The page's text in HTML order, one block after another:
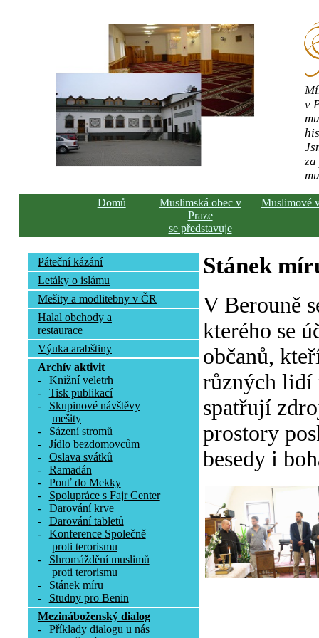
v
Domů
Muslimská obec v
Praze
se představuje
Muslimové
Páteční kázání
Letáky o islámu
Mešity a modlitebny v ČR
Halal obchody a
restaurace
Výuka arabštiny
Archív aktivit
-
Knižní veletrh
-
Tisk publikací
-
Skupinové návštěvy
mešity
-
Sázení stromů
-
Jídlo bezdomovcům
-
Oslava svátků
-
Ramadán
-
Pouť do Mekky
-
Spolupráce s Fajr Center
-
Darování krve
-
Darování tabletů
-
Konference Společně
proti terorismu
-
Shromáždění muslimů
proti terorismu
-
Stánek míru
-
Studny pro Benin
Mezináboženský dialog
-
Příklady dialogu u nás
Stánek
V Berouně
kterého se
občanů,
různých lidí
spatřují
prostory
besedy i